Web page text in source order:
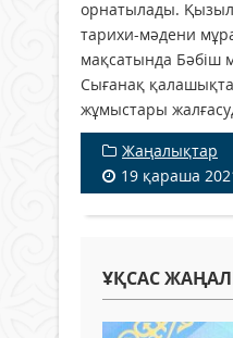
орнатылады.
тарихи-мәдени
мақсатында Бәбіш
Сығанақ
жұмыстары
Жаңалықтар
19 қараша
ҰҚСАС